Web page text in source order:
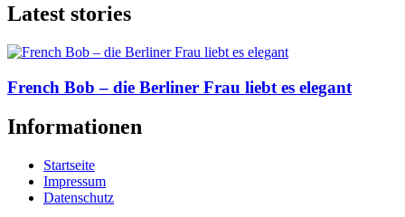
Latest stories
French Bob – die Berliner Frau liebt es elegant
Informationen
Startseite
Impressum
Datenschutz